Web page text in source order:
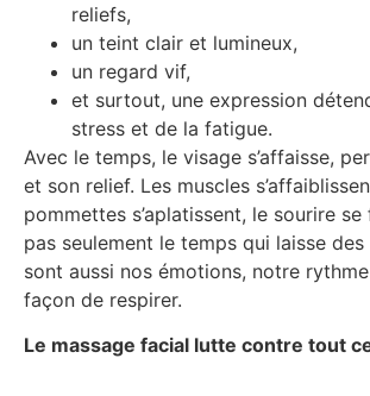
reliefs,
un teint clair et lumineux,
un regard vif,
et surtout, une expression
stress et de la fatigue.
Avec le temps, le visage s’affaisse,
et son relief. Les muscles
pommettes s’aplatissent, le sourire se
pas seulement le temps qui laisse des
sont aussi nos émotions, notre
façon de respirer.
Le massage facial lutte contre tout